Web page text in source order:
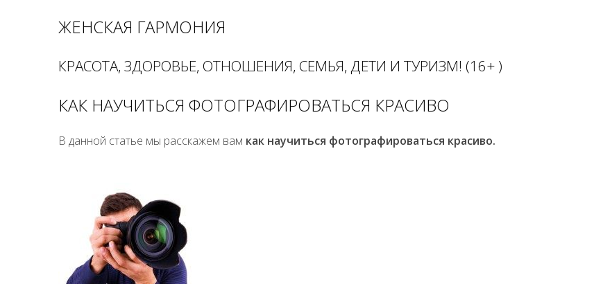
ЖЕНСКАЯ ГАРМОНИЯ
КРАСОТА, ЗДОРОВЬЕ, ОТНОШЕНИЯ, СЕМЬЯ, ДЕТИ И ТУРИЗМ! (16+ )
КАК НАУЧИТЬСЯ ФОТОГРАФИРОВАТЬСЯ КРАСИВО
В данной статье мы расскажем вам как научиться фотографироваться красиво.